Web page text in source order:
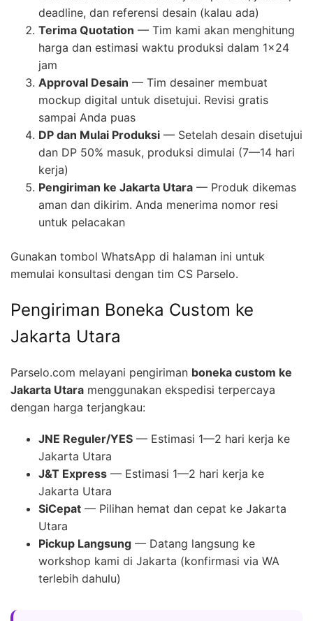
deadline, dan referensi desain (kalau ada)
Terima Quotation — Tim kami akan menghitung
harga dan estimasi waktu produksi dalam 1×24
jam
Approval Desain — Tim desainer membuat
mockup digital untuk disetujui. Revisi gratis
sampai Anda puas
DP dan Mulai Produksi — Setelah desain disetujui
dan DP 50% masuk, produksi dimulai (7—14 hari
kerja)
Pengiriman ke Jakarta Utara — Produk dikemas
aman dan dikirim. Anda menerima nomor resi
untuk pelacakan
Gunakan tombol WhatsApp di halaman ini untuk
memulai konsultasi dengan tim CS Parselo.
Pengiriman Boneka Custom ke
Jakarta Utara
Parselo.com melayani pengiriman boneka custom ke
Jakarta Utara menggunakan ekspedisi terpercaya
dengan harga terjangkau:
JNE Reguler/YES — Estimasi 1—2 hari kerja ke
Jakarta Utara
J&T Express — Estimasi 1—2 hari kerja ke
Jakarta Utara
SiCepat — Pilihan hemat dan cepat ke Jakarta
Utara
Pickup Langsung — Datang langsung ke
workshop kami di Jakarta (konfirmasi via WA
terlebih dahulu)